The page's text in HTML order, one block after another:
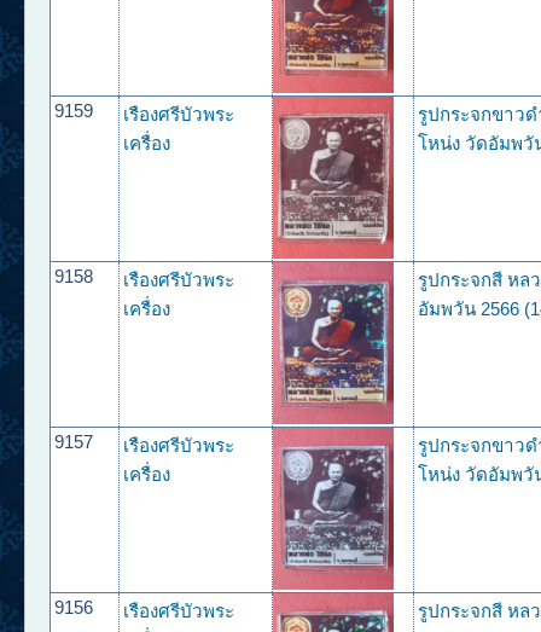
9159
เรืองศรีบัวพระ
เครื่อง
รูปกระจกขาว
โหน่ง วัดอัมพวั
9158
เรืองศรีบัวพระ
เครื่อง
รูปกระจกสี หล
อัมพวัน 2566
9157
เรืองศรีบัวพระ
เครื่อง
รูปกระจกขาว
โหน่ง วัดอัมพวั
9156
เรืองศรีบัวพระ
รูปกระจกสี หล